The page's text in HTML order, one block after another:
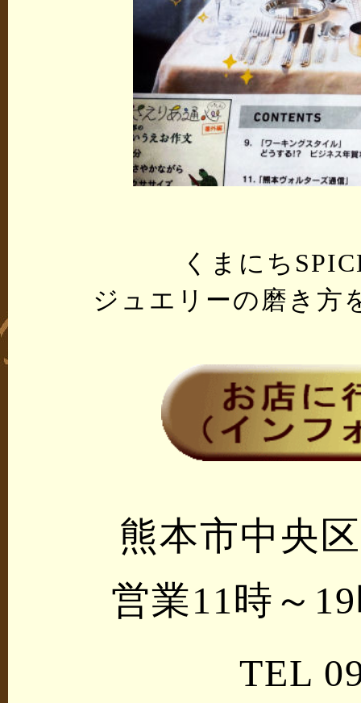
くまにち
ジュエリーの磨き方
熊本市中央
営業11時～
TEL